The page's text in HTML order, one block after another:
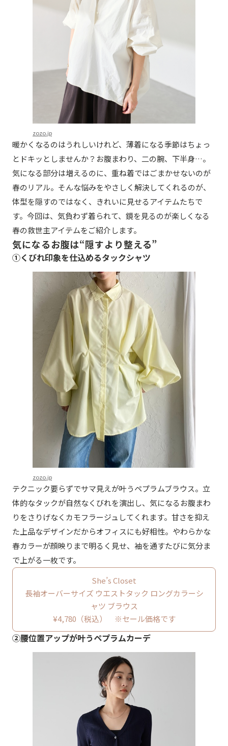
zozo.jp
暖かくなるのはうれしいけれど、薄着になる季節はちょっ
とドキッとしませんか？お腹まわり、二の腕、下半身…。
気になる部分は増えるのに、重ね着ではごまかせないのが
春のリアル。そんな悩みをやさしく解決してくれるのが、
体型を隠すのではなく、きれいに見せるアイテムたちで
す。今回は、気負わず着られて、鏡を見るのが楽しくなる
春の救世主アイテムをご紹介します。
気になるお腹は“隠すより整える”
①くびれ印象を仕込めるタックシャツ
zozo.jp
テクニック要らずでサマ見えが叶うペプラムブラウス。立
体的なタックが自然なくびれを演出し、気になるお腹まわ
りをさりげなくカモフラージュしてくれます。甘さを抑え
た上品なデザインだからオフィスにも好相性。やわらかな
春カラーが顔映りまで明るく見せ、袖を通すたびに気分ま
で上がる一枚です。
She’s Closet
長袖オーバーサイズ ウエストタック ロングカラーシ
ャツ ブラウス
¥4,780（税込） ※セール価格です
②腰位置アップが叶うペプラムカーデ